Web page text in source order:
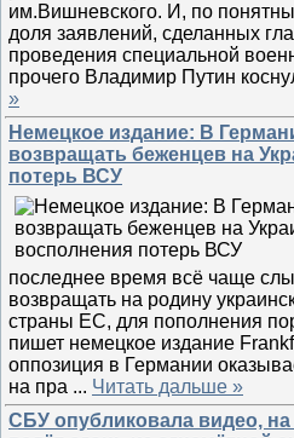
им.Вишневского. И, по
доля заявлений, сделанных
проведения специальной
прочего Владимир Путин
»
Немецкое издание: В
возвращать беженцев на
потерь ВСУ
последнее время всё чаще
возвращать на родину
страны ЕС, для пополнения
пишет немецкое издание
оппозиция в Германии
на пра ... Читать дальше »
СБУ опубликовала видео,